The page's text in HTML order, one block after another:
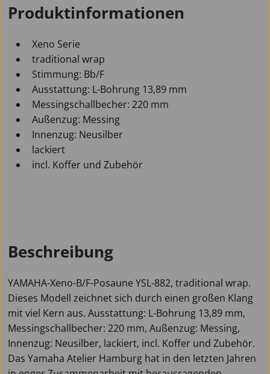
Produktinformationen
Xeno Serie
traditional wrap
Stimmung: Bb/F
Ausstattung: L-Bohrung 13,89 mm
Messingschallbecher: 220 mm
Außenzug: Messing
Innenzug: Neusilber
lackiert
incl. Koffer und Zubehör
Beschreibung
YAMAHA-Xeno-B/F-Posaune YSL-882, traditional wrap.
Dieses Modell zeichnet sich durch einen großen Klang
mit viel Kern aus. Ausstattung: L-Bohrung 13,89 mm,
Messingschallbecher: 220 mm, Außenzug: Messing,
Innenzug: Neusilber, lackiert, incl. Koffer und Zubehör.
Das Yamaha Atelier Hamburg hat in den letzten Jahren